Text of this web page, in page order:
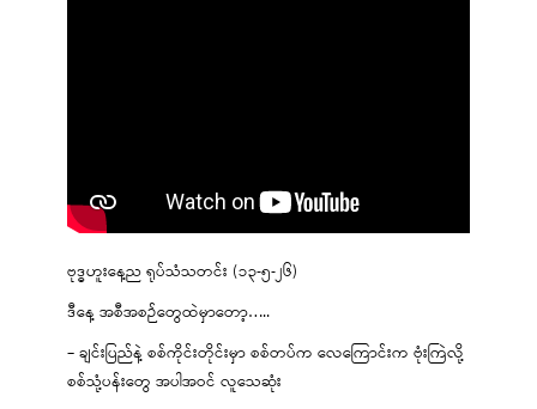
ဗုဒ္ဓဟူးနေ့ည ရုပ်သံသတင်း (၁၃-၅-၂၆)
ဒီနေ့ အစီအစဉ်တွေထဲမှာတော့…..
– ချင်းပြည်နဲ့ စစ်ကိုင်းတိုင်းမှာ စစ်တပ်က လေကြောင်းက ဗုံးကြဲလို့
စစ်သုံ့ပန်းတွေ အပါအဝင် လူသေဆုံး